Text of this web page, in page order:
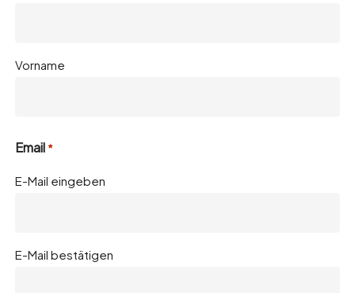
Vorname
Email *
E-Mail eingeben
E-Mail bestätigen